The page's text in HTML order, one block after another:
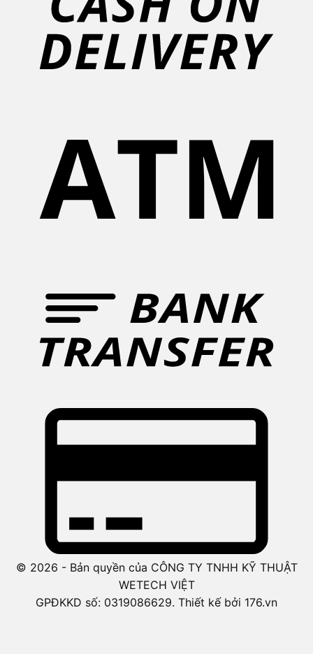
© 2026 - Bản quyền của CÔNG TY TNHH KỸ THUẬT
WETECH VIỆT
GPĐKKD số: 0319086629. Thiết kế bởi 176.vn